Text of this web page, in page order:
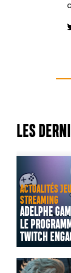
LES
ACTUALITÉS
STREAMING
ADELPHE
LE
TWITCH